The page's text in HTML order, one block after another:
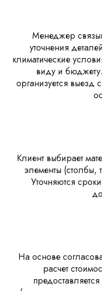
Менеджер
уточнения
климатические
виду и
организуется выезд
Клиент выбирает
элементы (столбы,
Уточняются
На основе
расчет